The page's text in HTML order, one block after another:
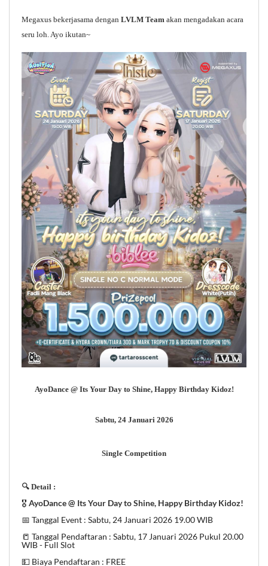
Megaxus bekerjasama dengan LVLM Team akan mengadakan acara
seru loh. Ayo ikutan~
AyoDance @ Its Your Day to Shine, Happy Birthday Kidoz!
Sabtu, 24 Januari 2026
Single Competition
🔍 Detail :
🎖️ AyoDance @ Its Your Day to Shine, Happy Birthday Kidoz!
📅 Tanggal Event : Sabtu, 24 Januari 2026 19.00 WIB
📒 Tanggal Pendaftaran : Sabtu, 17 Januari 2026 Pukul 20.00
WIB - Full Slot
💵 Biaya Pendaftaran : FREE